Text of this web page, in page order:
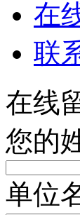
在
联
在线
您的
单位